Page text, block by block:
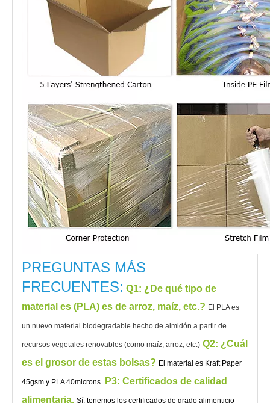
PREGUNTAS MÁS
FRECUENTES: Q1: ¿De qué tipo de
material es (PLA) es de arroz, maíz, etc.? El PLA es
un nuevo material biodegradable hecho de almidón a partir de
recursos vegetales renovables (como maíz, arroz, etc.) Q2: ¿Cuál
es el grosor de estas bolsas? El material es Kraft Paper
45gsm y PLA 40microns.
P3: Certificados de calidad
alimentaria. Sí, tenemos los certificados de grado alimenticio